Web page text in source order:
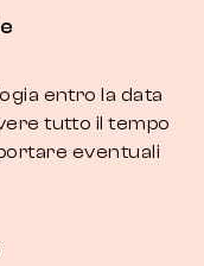
entro la data
tutto il tempo
eventuali